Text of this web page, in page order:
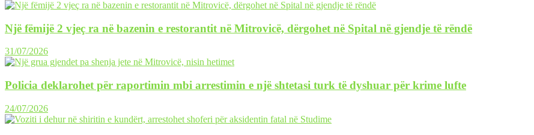
Një fëmijë 2 vjeç ra në bazenin e restorantit në Mitrovicë, dërgohet në Spital në gjendje të rëndë
31/07/2026
Policia deklarohet për raportimin mbi arrestimin e një shtetasi turk të dyshuar për krime lufte
24/07/2026